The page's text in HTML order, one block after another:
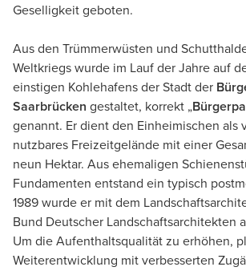
Geselligkeit geboten.
Aus den Trümmerwüsten und
Weltkriegs wurde im Lauf der Jahre auf
einstigen Kohlehafens der Stadt der
Saarbrücken gestaltet, korrekt „
genannt. Er dient den Einheimischen als
nutzbares Freizeitgelände mit einer
neun Hektar. Aus ehemaligen
Fundamenten entstand ein typisch
1989 wurde er mit dem
Bund Deutscher Landschaftsarchitekten
Um die Aufenthaltsqualität zu erhöhen,
Weiterentwicklung mit verbesserten